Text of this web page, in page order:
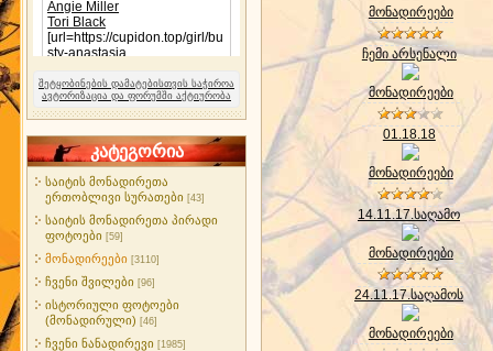
შეტყობინების დამატებისთვის საჭიროა
ავტორიზაცია და ფორუმში აქტიურობა
კატეგორია
საიტის მონადირეთა
ერთობლივი სურათები [43]
საიტის მონადირეთა პირადი
ფოტოები [59]
მონადირეები [3110]
ჩვენი შვილები [96]
ისტორიული ფოტოები
(მონადირული) [46]
ჩვენი ნანადირევი [1985]
მონადირეები
ჩემი არსენალი
მონადირეები
01.18.18
მონადირეები
14.11.17.საღამო
მონადირეები
24.11.17.საღამოს
მონადირეები